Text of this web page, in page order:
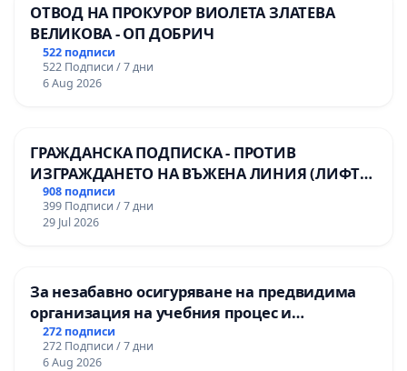
ОТВОД НА ПРОКУРОР ВИОЛЕТА ЗЛАТЕВА
ВЕЛИКОВА - ОП ДОБРИЧ
522 подписи
522 Подписи / 7 дни
6 Aug 2026
ГРАЖДАНСКА ПОДПИСКА - ПРОТИВ
ИЗГРАЖДАНЕТО НА ВЪЖЕНА ЛИНИЯ (ЛИФТ)
НА ТЕРИТОРИЯТА НА ПРИРОДНА
ЗАБЕЛЕЖИТЕЛНОСТ „ХЪЛМ НА
ОСВОБОДИТЕЛИТЕ“ (БУНАРДЖИК)
908 подписи
399 Подписи / 7 дни
29 Jul 2026
За незабавно осигуряване на предвидима
организация на учебния процес и
гарантиране на правото на равнопоставено
и качествено образование на учениците от
272 подписи
272 Подписи / 7 дни
6 Aug 2026